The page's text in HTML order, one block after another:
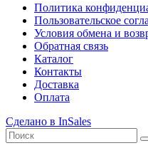
Политика
Пользовательское
Условия обмена и
Обратная связь
Каталог
Контакты
Доставка
Оплата
Сделано в InSales